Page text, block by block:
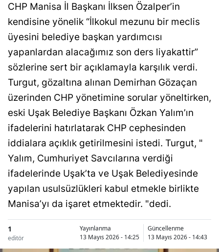
CHP Manisa İl Başkanı İlksen Özalper’in
kendisine yönelik “İlkokul mezunu bir meclis
üyesini belediye başkan yardımcısı
yapanlardan alacağımız son ders liyakattir”
sözlerine sert bir açıklamayla karşılık verdi.
Turgut, gözaltına alınan Demirhan Gözaçan
üzerinden CHP yönetimine sorular yöneltirken,
eski Uşak Belediye Başkanı Özkan Yalım’ın
ifadelerini hatırlatarak CHP cephesinden
iddialara açıklık getirilmesini istedi. Turgut, "
Yalım, Cumhuriyet Savcılarına verdiği
ifadelerinde Uşak’ta ve Uşak Belediyesinde
yapılan usulsüzlükleri kabul etmekle birlikte
Manisa’yı da işaret etmektedir. "dedi.
1
editör
Yayınlanma
13 Mayıs 2026 - 14:25
Güncellenme
13 Mayıs 2026 - 14:43